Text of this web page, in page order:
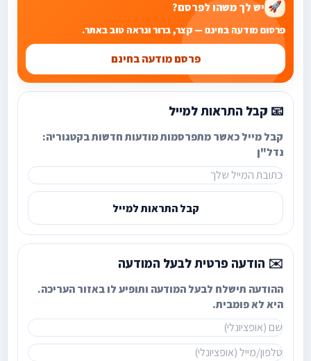
🚀 יש לך משהו לפרסם?
פרסום מודעה בחינם — קצר, ברור ונראה טוב באתר.
פרסם מודעה בחינם
📧 קבל התראות למייל
קבל מייל כאשר מתפרסמות מודעות חדשות בקטגוריה:
נדל"ן
קבל התראות למייל
✉️ הודעה פרטית לבעל המודעה
ההודעה תישלח לבעל המודעה ותופיע לו באזור העריכה.
היא לא פומבית.